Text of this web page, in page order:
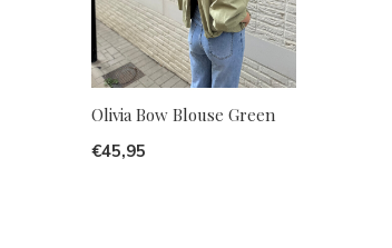
Olivia Bow Blouse Green
€45,95